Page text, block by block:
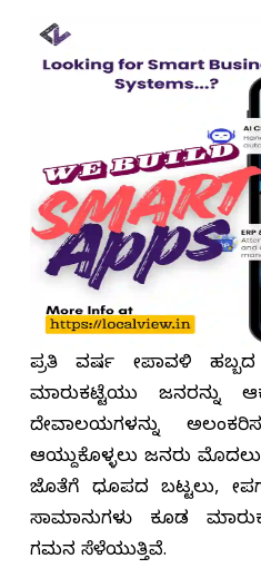
ಪ್ರತಿ ವರ್ಷ ದೀಪಾವಳಿ
ಮಾರುಕಟ್ಟೆಯು ಜನರನ್ನು
ದೇವಾಲಯಗಳನ್ನು
ಆಯ್ದುಕೊಳ್ಳಲು ಜನರು
ಜೊತೆಗೆ ಧೂಪದ ಬಟ್ಟಲು,
ಸಾಮಾನುಗಳು ಕೂಡ
ಗಮನ ಸೆಳೆಯುತ್ತಿವೆ.